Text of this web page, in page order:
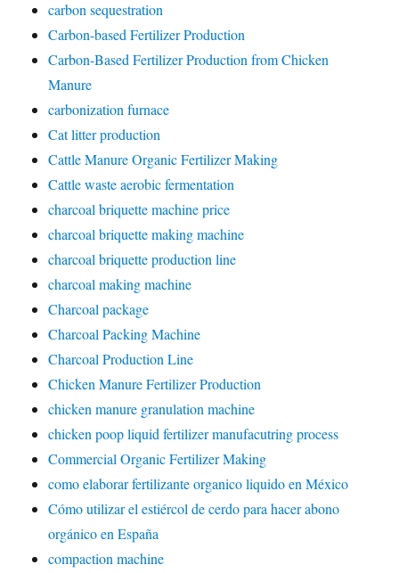
carbon sequestration
Carbon-based Fertilizer Production
Carbon-Based Fertilizer Production from Chicken
Manure
carbonization furnace
Cat litter production
Cattle Manure Organic Fertilizer Making
Cattle waste aerobic fermentation
charcoal briquette machine price
charcoal briquette making machine
charcoal briquette production line
charcoal making machine
Charcoal package
Charcoal Packing Machine
Charcoal Production Line
Chicken Manure Fertilizer Production
chicken manure granulation machine
chicken poop liquid fertilizer manufacutring process
Commercial Organic Fertilizer Making
como elaborar fertilizante organico liquido en México
Cómo utilizar el estiércol de cerdo para hacer abono
orgánico en España
compaction machine